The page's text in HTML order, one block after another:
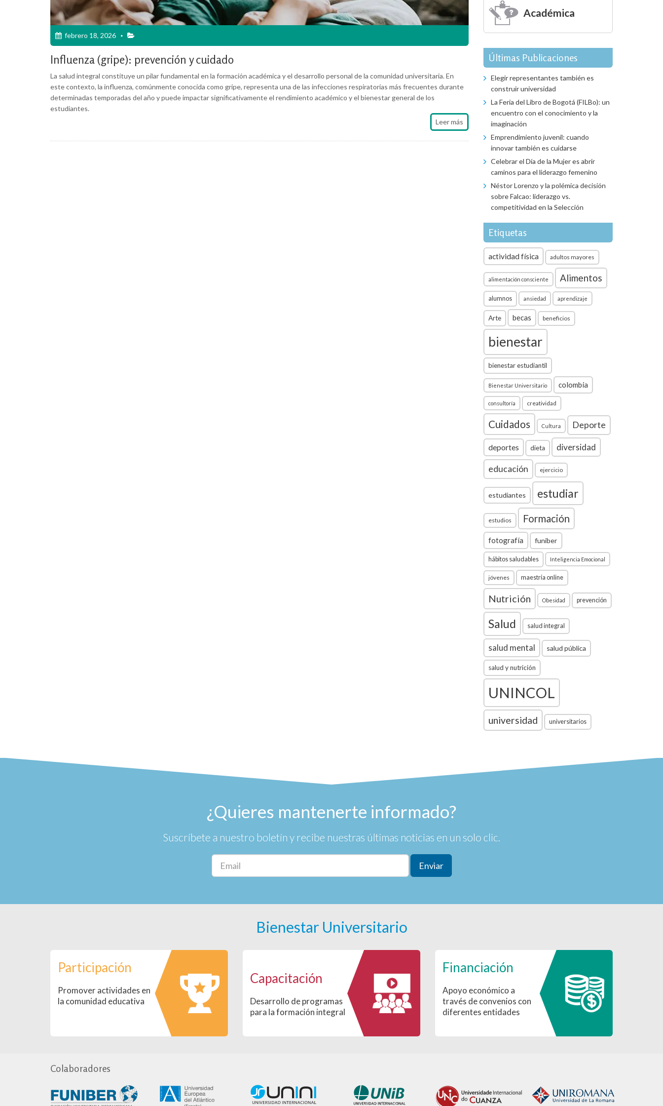
febrero 18, 2026
Influenza (gripe): prevención y cuidado
La salud integral constituye un pilar fundamental en la formación académica y el desarrollo personal de la comunidad universitaria. En
este contexto, la influenza, comúnmente conocida como gripe, representa una de las infecciones respiratorias más frecuentes durante
determinadas temporadas del año y puede impactar significativamente el rendimiento académico y el bienestar general de los
estudiantes.
Leer más
Académica
Últimas Publicaciones
Elegir representantes también es
construir universidad
La Feria del Libro de Bogotá (FILBo): un
encuentro con el conocimiento y la
imaginación
Emprendimiento juvenil: cuando
innovar también es cuidarse
Celebrar el Día de la Mujer es abrir
caminos para el liderazgo femenino
Néstor Lorenzo y la polémica decisión
sobre Falcao: liderazgo vs.
competitividad en la Selección
Etiquetas
actividad física adultos mayores
alimentación consciente Alimentos
alumnos ansiedad aprendizaje
Arte becas beneficios
bienestar
bienestar estudiantil
Bienestar Universitario colombia
consultoría creatividad
Cuidados Cultura Deporte
deportes dieta diversidad
educación ejercicio
estudiantes estudiar
estudios Formación
fotografía funiber
hábitos saludables Inteligencia Emocional
jóvenes maestría online
Nutrición Obesidad prevención
Salud salud integral
salud mental salud pública
salud y nutrición
UNINCOL
universidad universitarios
¿Quieres mantenerte informado?
Suscríbete a nuestro boletín y recibe nuestras últimas noticias en un solo clic.
Enviar
Bienestar Universitario
Participación
Promover actividades en
la comunidad educativa
Capacitación
Desarrollo de programas
para la formación integral
Financiación
Apoyo económico a
través de convenios con
diferentes entidades
Colaboradores